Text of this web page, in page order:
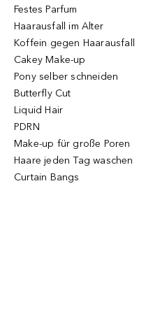
Festes Parfum
Haarausfall im Alter
Koffein gegen Haarausfall
Cakey Make-up
Pony selber schneiden
Butterfly Cut
Liquid Hair
PDRN
Make-up für große Poren
Haare jeden Tag waschen
Curtain Bangs